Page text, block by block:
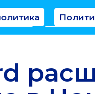
Интервью